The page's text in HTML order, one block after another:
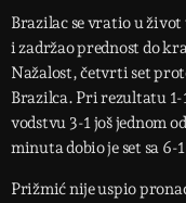
Brazilac se vratio u život
i zadržao prednost do
Nažalost, četvrti set
Brazilca. Pri rezultatu
vodstvu 3-1 još jednom
minuta dobio je set sa 6-
Prižmić nije uspio